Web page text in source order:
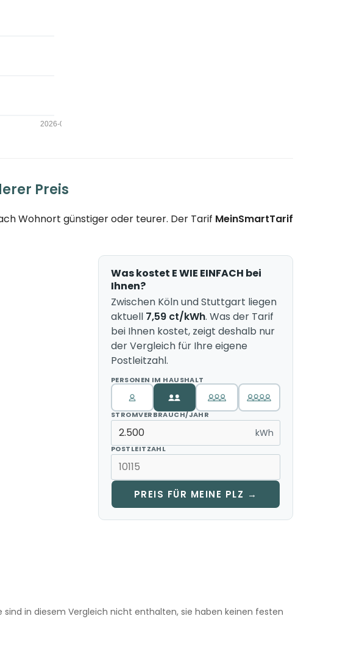
Preis
Wohnort günstiger oder teurer. Der Tarif MeinSmartTarif
Was kostet E WIE EINFACH bei
Ihnen?
Zwischen Köln und Stuttgart liegen
aktuell 7,59 ct/kWh. Was der Tarif
bei Ihnen kostet, zeigt deshalb nur
der Vergleich für Ihre eigene
Postleitzahl.
PERSONEN IM HAUSHALT
STROMVERBRAUCH/JAHR
kWh
POSTLEITZAHL
PREIS FÜR MEINE PLZ →
sind in diesem Vergleich nicht enthalten, sie haben keinen festen